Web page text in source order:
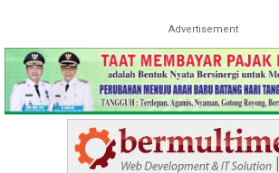
Advertisement